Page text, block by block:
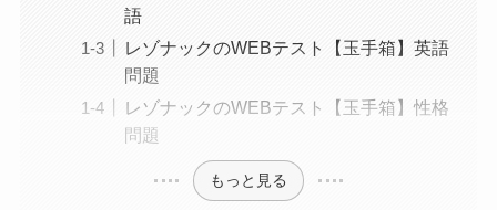
語
レゾナックのWEBテスト【玉手箱】英語
問題
レゾナックのWEBテスト【玉手箱】性格
問題
もっと見る